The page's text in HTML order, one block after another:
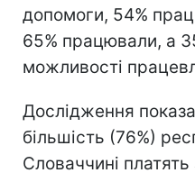
допомоги, 54%
65% працювали, а
можливості
Дослідження
більшість (76%)
Словаччині платять